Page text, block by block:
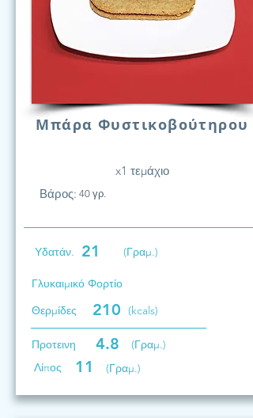
Μπάρα Φυστικοβούτηρου
x1 τεμάχιο
Βάρος: 40 γρ.
Υδατάν. 21 (Γραμ.)
Γλυκαιμικό Φορτίο
Θερμίδες
210 (kcals)
Προτεινη 4.8
(Γραμ.)
Λίπος
11 (Γραμ.)